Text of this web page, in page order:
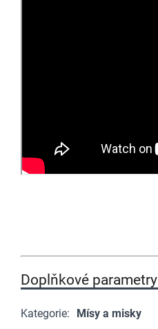
Doplňkové parametry
Kategorie:
Mísy a misky